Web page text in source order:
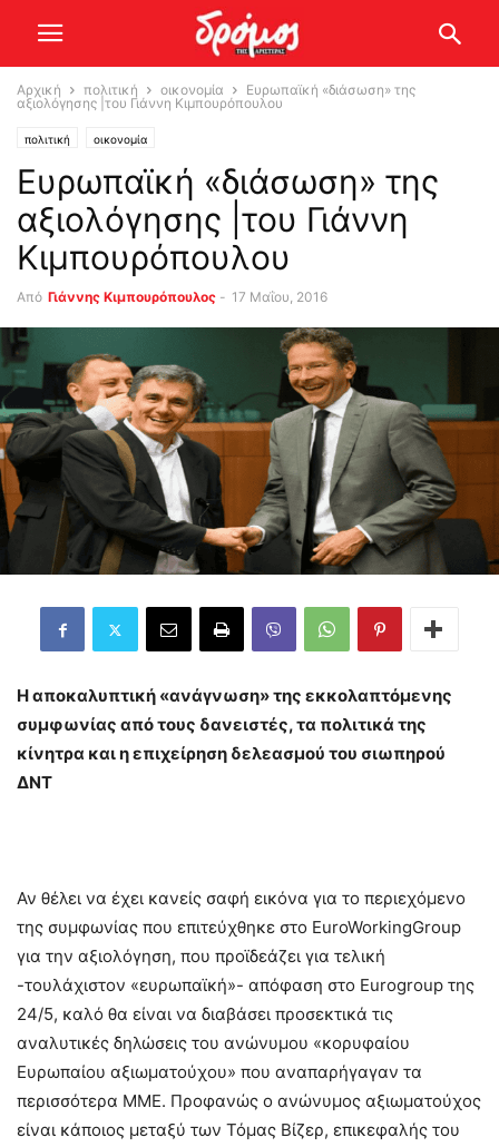
Αρχική πολιτική οικονομία
Ευρωπαϊκή «διάσωση» της
αξιολόγησης |του Γιάννη Κιμπουρόπουλου
πολιτική οικονομία
Ευρωπαϊκή «διάσωση» της
αξιολόγησης |του Γιάννη
Κιμπουρόπουλου
Από Γιάννης Κιμπουρόπουλος - 17 Μαΐου, 2016
Η αποκαλυπτική «ανάγνωση» της εκκολαπτόμενης
συμφωνίας από τους δανειστές, τα πολιτικά της
κίνητρα και η επιχείρηση δελεασμού του σιωπηρού
ΔΝΤ
Αν θέλει να έχει κανείς σαφή εικόνα για το περιεχόμενο
της συμφωνίας που επιτεύχθηκε στο EuroWorkingGroup
για την αξιολόγηση, που προϊδεάζει για τελική
-τουλάχιστον «ευρωπαϊκή»- απόφαση στο Eurogroup της
24/5, καλό θα είναι να διαβάσει προσεκτικά τις
αναλυτικές δηλώσεις του ανώνυμου «κορυφαίου
Ευρωπαίου αξιωματούχου» που αναπαρήγαγαν τα
περισσότερα ΜΜΕ. Προφανώς ο ανώνυμος αξιωματούχος
είναι κάποιος μεταξύ των Τόμας Βίζερ, επικεφαλής του